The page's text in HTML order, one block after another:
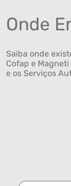
Onde
Saiba onde
Cofap e Magneti
e os Serviços